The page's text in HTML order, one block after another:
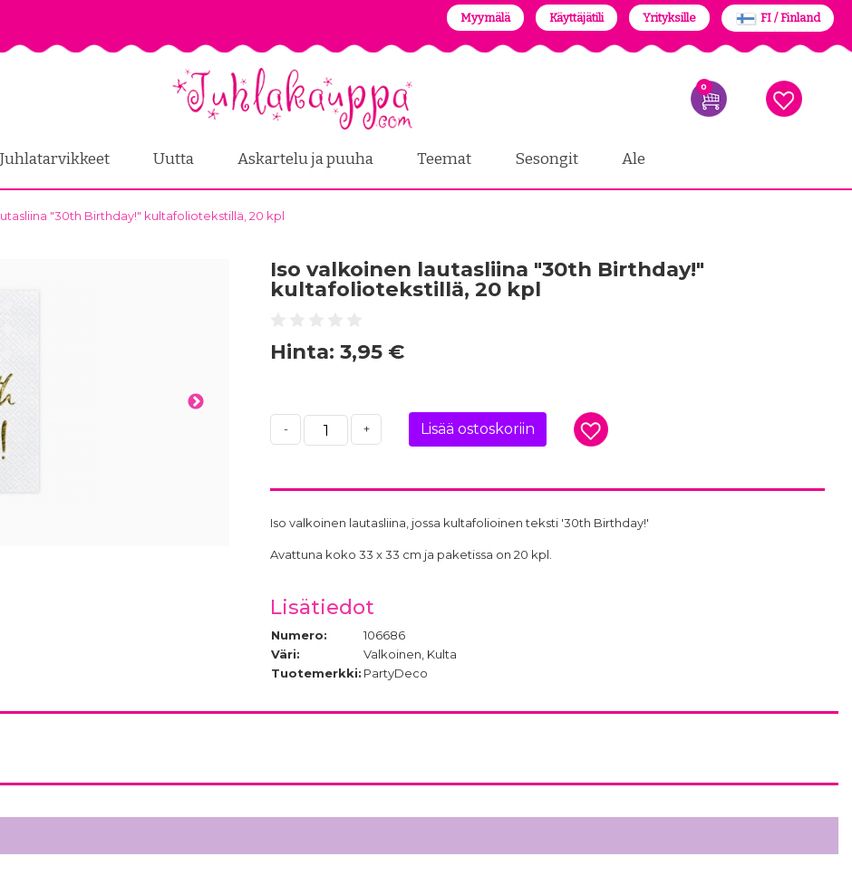
Myymälä Käyttäjätili Yrityksille FI / Finland
0
Juhlatarvikkeet Uutta Askartelu ja puuha Teemat Sesongit Ale
"30th Birthday!" kultafoliotekstillä, 20 kpl
Iso valkoinen lautasliina "30th Birthday!"
kultafoliotekstillä, 20 kpl
Hinta: 3,95 €
- + Lisää ostoskoriin
Iso valkoinen lautasliina, jossa kultafolioinen teksti '30th Birthday!'
Avattuna koko 33 x 33 cm ja paketissa on 20 kpl.
Lisätiedot
Numero:
106686
Väri:
Valkoinen, Kulta
Tuotemerkki: PartyDeco